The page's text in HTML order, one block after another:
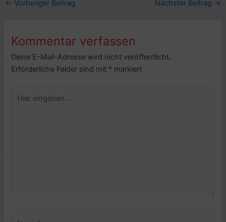
← Vorheriger Beitrag Nächster Beitrag →
Kommentar verfassen
Deine E-Mail-Adresse wird nicht veröffentlicht.
Erforderliche Felder sind mit * markiert
eingeben…